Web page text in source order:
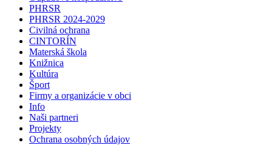
PHRSR
PHRSR 2024-2029
Civilná ochrana
CINTORÍN
Materská škola
Knižnica
Kultúra
Šport
Firmy a organizácie v obci
Info
Naši partneri
Projekty
Ochrana osobných údajov